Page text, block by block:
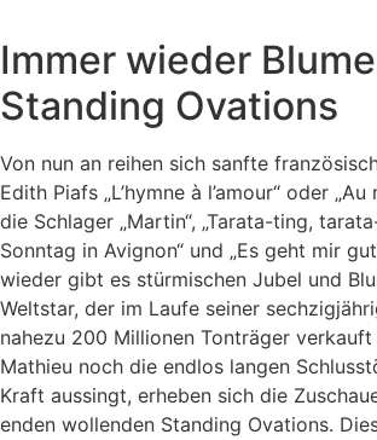
Immer wieder
Standing Ovations
Von nun an reihen sich sanfte
Edith Piafs „L’hymne à l’amour“ oder
die Schlager „Martin“, „Tarata-ting,
Sonntag in Avignon“ und „Es geht mir
wieder gibt es stürmischen Jubel und
Weltstar, der im Laufe seiner
nahezu 200 Millionen Tonträger
Mathieu noch die endlos langen
Kraft aussingt, erheben sich die
enden wollenden Standing Ovations.